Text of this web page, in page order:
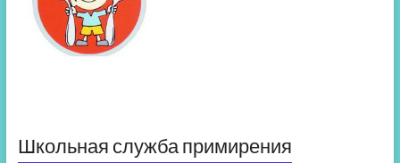
Школьная служба примирения